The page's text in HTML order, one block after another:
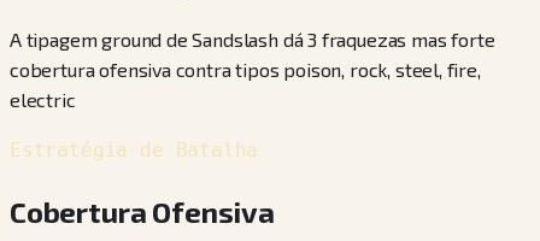
A tipagem ground de Sandslash dá 3 fraquezas mas forte
cobertura ofensiva contra tipos poison, rock, steel, fire,
electric
Estratégia de Batalha
Cobertura Ofensiva